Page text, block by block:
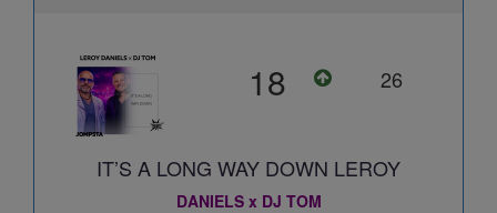
18 26
IT’S A LONG WAY DOWN LEROY
DANIELS x DJ TOM